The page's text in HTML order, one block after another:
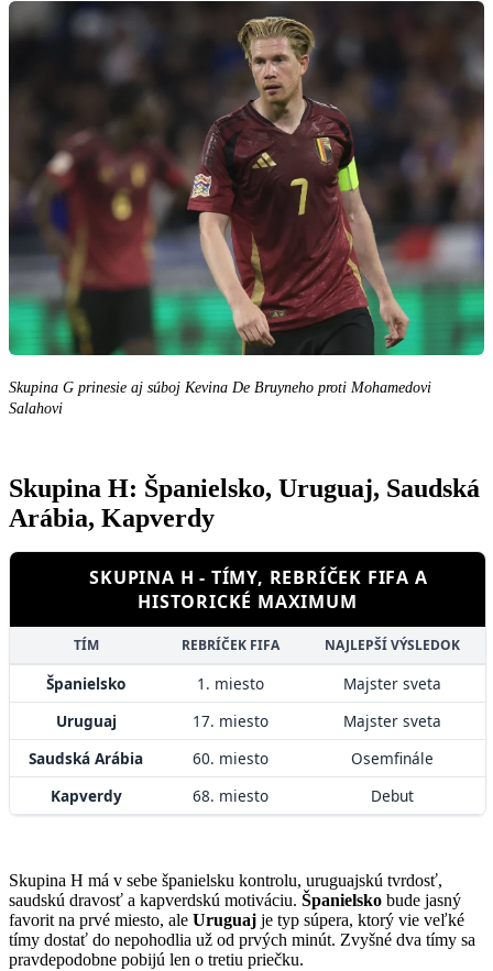
Skupina G prinesie aj súboj Kevina De Bruyneho proti Mohamedovi
Salahovi
Skupina H: Španielsko, Uruguaj, Saudská
Arábia, Kapverdy
SKUPINA H - TÍMY, REBRÍČEK FIFA A
HISTORICKÉ MAXIMUM
TÍM REBRÍČEK FIFA NAJLEPŠÍ VÝSLEDOK
Španielsko 1. miesto
Majster sveta
Uruguaj
17. miesto
Majster sveta
Saudská Arábia
60. miesto
Osemfinále
Kapverdy
68. miesto Debut
Skupina H má v sebe španielsku kontrolu, uruguajskú tvrdosť,
saudskú dravosť a kapverdskú motiváciu. Španielsko bude jasný
favorit na prvé miesto, ale Uruguaj je typ súpera, ktorý vie veľké
tímy dostať do nepohodlia už od prvých minút. Zvyšné dva tímy sa
pravdepodobne pobijú len o tretiu priečku.